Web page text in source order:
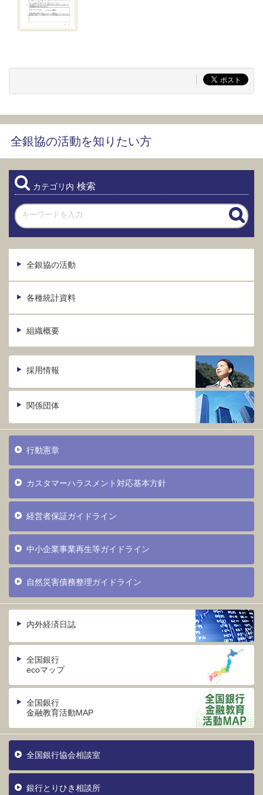
全銀協の活動を知りたい方
カテゴリ内 検索
全銀協の活動
各種統計資料
組織概要
採用情報
関係団体
行動憲章
カスタマーハラスメント対応基本方針
経営者保証ガイドライン
中小企業事業再生等ガイドライン
自然災害債務整理ガイドライン
内外経済日誌
全国銀行
ecoマップ
全国銀行
金融教育活動MAP
全国銀行協会相談室
銀行とりひき相談所